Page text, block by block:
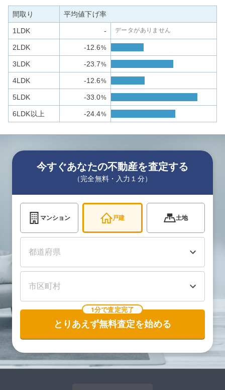
間取り 平均値下げ率
1LDK - データがありません
2LDK -12.6%
3LDK -23.7%
4LDK -12.6%
5LDK -33.0%
6LDK以上 -24.4%
今すぐあなたの不動産を査定する
（完全無料・入力１分）
マンション 戸建 土地
1分で査定完了
とりあえず無料査定を始める